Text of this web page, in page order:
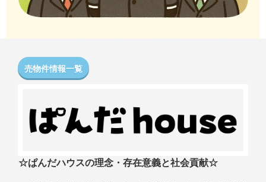
売物件情報一覧
☆ぱんだハウスの理念・存在意義と社会貢献☆